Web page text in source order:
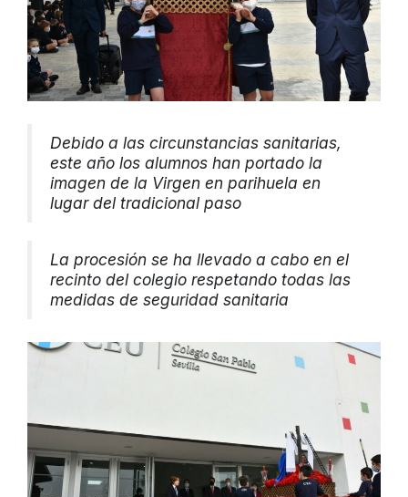
Debido a las circunstancias sanitarias,
este año los alumnos han portado la
imagen de la Virgen en parihuela en
lugar del tradicional paso
La procesión se ha llevado a cabo en el
recinto del colegio respetando todas las
medidas de seguridad sanitaria